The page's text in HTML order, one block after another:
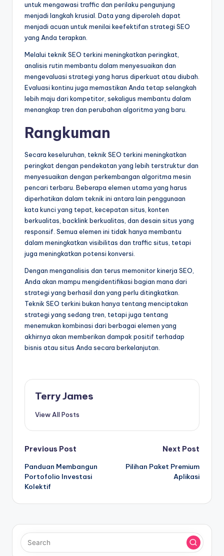
untuk mengawasi traffic dan perilaku pengunjung
menjadi langkah krusial. Data yang diperoleh dapat
menjadi acuan untuk menilai keefektifan strategi SEO
yang Anda terapkan.
Melalui teknik SEO terkini meningkatkan peringkat,
analisis rutin membantu dalam menyesuaikan dan
mengevaluasi strategi yang harus diperkuat atau diubah.
Evaluasi kontinu juga memastikan Anda tetap selangkah
lebih maju dari kompetitor, sekaligus membantu dalam
menangkap tren dan perubahan algoritma yang baru.
Rangkuman
Secara keseluruhan, teknik SEO terkini meningkatkan
peringkat dengan pendekatan yang lebih terstruktur dan
menyesuaikan dengan perkembangan algoritma mesin
pencari terbaru. Beberapa elemen utama yang harus
diperhatikan dalam teknik ini antara lain penggunaan
kata kunci yang tepat, kecepatan situs, konten
berkualitas, backlink berkualitas, dan desain situs yang
responsif. Semua elemen ini tidak hanya membantu
dalam meningkatkan visibilitas dan traffic situs, tetapi
juga meningkatkan potensi konversi.
Dengan menganalisis dan terus memonitor kinerja SEO,
Anda akan mampu mengidentifikasi bagian mana dari
strategi yang berhasil dan yang perlu ditingkatkan.
Teknik SEO terkini bukan hanya tentang menciptakan
strategi yang sedang tren, tetapi juga tentang
menemukan kombinasi dari berbagai elemen yang
akhirnya akan memberikan dampak positif terhadap
bisnis atau situs Anda secara berkelanjutan.
Terry James
View All Posts
Post
navigation
Previous Post
Panduan Membangun
Portofolio Investasi
Kolektif
Next Post
Pilihan Paket Premium
Aplikasi